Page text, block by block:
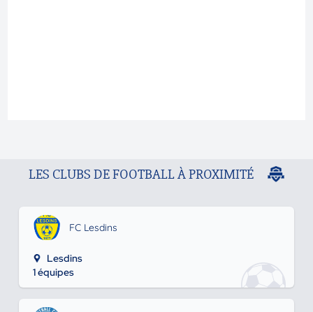
LES CLUBS DE FOOTBALL À PROXIMITÉ
FC Lesdins
Lesdins
1 équipes